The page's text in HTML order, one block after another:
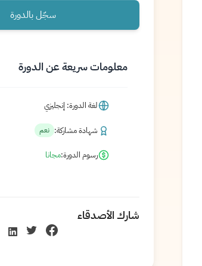
سجّل بالدورة
معلومات سريعة عن الدورة
لغة الدورة: إنجليزي
شهادة مشاركة: نعم
رسوم الدورة:مجانا
شارك الأصدقاء